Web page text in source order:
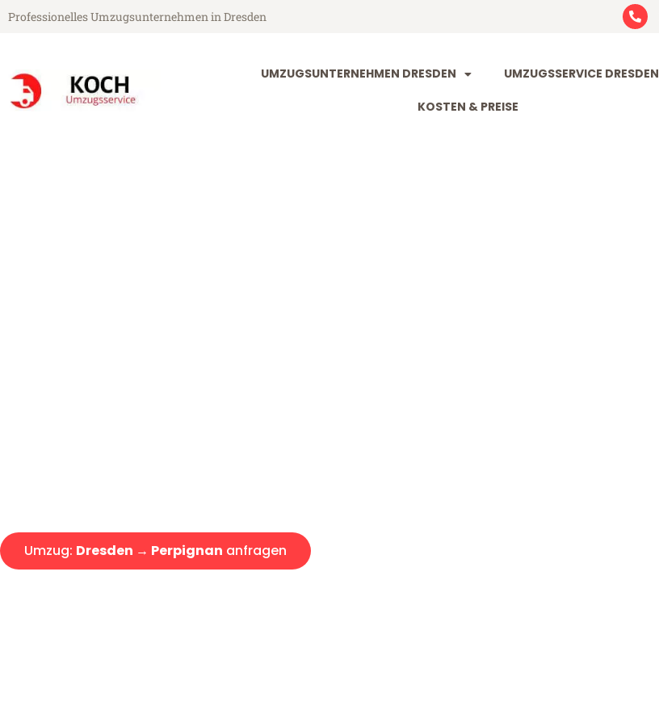
Professionelles Umzugsunternehmen in Dresden
UMZUGSUNTERNEHMEN DRESDEN UMZUGSSERVICE DRESDEN
KOSTEN & PREISE
Umzug: Dresden → Perpignan anfragen